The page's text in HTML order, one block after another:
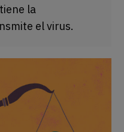
la
el virus.